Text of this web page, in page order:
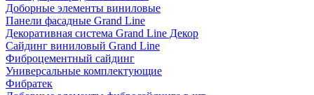
Доборные элементы виниловые
Панели фасадные Grand Line
Декоративная система Grand Line Декор
Сайдинг виниловый Grand Line
Фиброцементный сайдинг
Универсальные комплектующие
Фибратек